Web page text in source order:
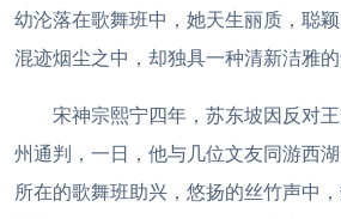
幼沦落在歌舞班中，她天生丽质，聪
混迹烟尘之中，却独具一种清新洁雅的
宋神宗熙宁四年，苏东坡因反对
州通判，一日，他与几位文友同游西
所在的歌舞班助兴，悠扬的丝竹声中